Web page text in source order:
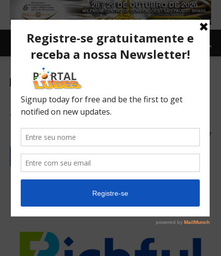
Newsletter Básicos e aditivos
Richful adia projetos de
fabricação e pesquisa
17/01/2024 377
Português Español/Castellano English